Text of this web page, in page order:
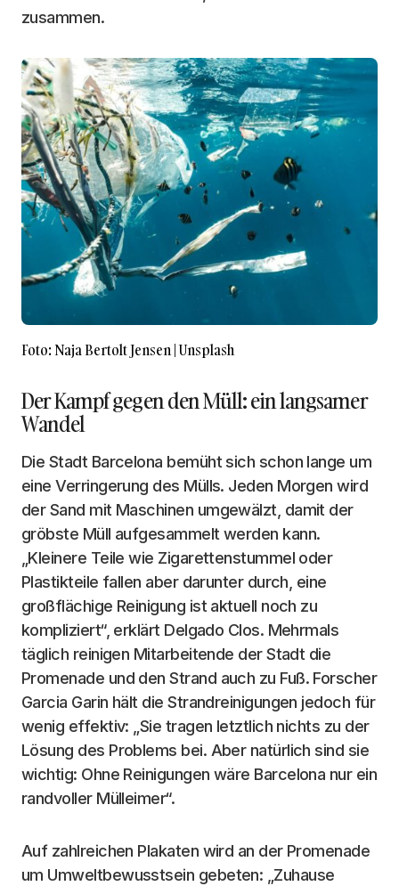
zusammen.
Foto: Naja Bertolt Jensen | Unsplash
Der Kampf gegen den Müll: ein langsamer
Wandel
Die Stadt Barcelona bemüht sich schon lange um
eine Verringerung des Mülls. Jeden Morgen wird
der Sand mit Maschinen umgewälzt, damit der
gröbste Müll aufgesammelt werden kann.
„Kleinere Teile wie Zigarettenstummel oder
Plastikteile fallen aber darunter durch, eine
großflächige Reinigung ist aktuell noch zu
kompliziert“, erklärt Delgado Clos. Mehrmals
täglich reinigen Mitarbeitende der Stadt die
Promenade und den Strand auch zu Fuß. Forscher
Garcia Garin hält die Strandreinigungen jedoch für
wenig effektiv: „Sie tragen letztlich nichts zu der
Lösung des Problems bei. Aber natürlich sind sie
wichtig: Ohne Reinigungen wäre Barcelona nur ein
randvoller Mülleimer“.
Auf zahlreichen Plakaten wird an der Promenade
um Umweltbewusstsein gebeten: „Zuhause